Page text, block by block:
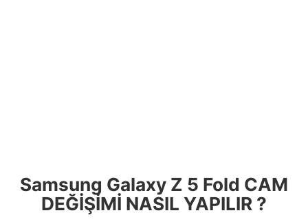
Samsung Galaxy Z 5 Fold CAM
DEĞİŞİMİ NASIL YAPILIR ?